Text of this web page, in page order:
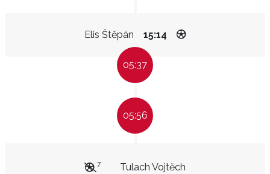
Elis Štěpán 15:14
05:37
05:56
Tulach Vojtěch
7